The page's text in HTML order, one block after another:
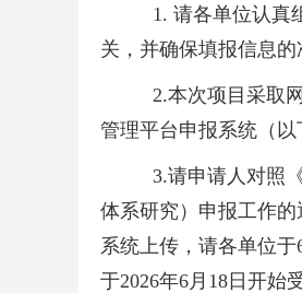
1. 请各单位认真
关，并确保填报信息的
2.本次项目采取
管理平台申报系统（
3.请申请人对照
体系研究）申报工作
系统上传，请各单位
于2026年6月18日开始